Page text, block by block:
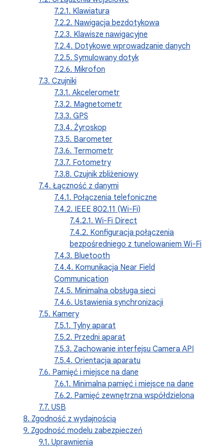
7.2.1. Klawiatura
7.2.2. Nawigacja bezdotykowa
7.2.3. Klawisze nawigacyjne
7.2.4. Dotykowe wprowadzanie danych
7.2.5. Symulowany dotyk
7.2.6. Mikrofon
7.3. Czujniki
7.3.1. Akcelerometr
7.3.2. Magnetometr
7.3.3. GPS
7.3.4. Żyroskop
7.3.5. Barometer
7.3.6. Termometr
7.3.7. Fotometry
7.3.8. Czujnik zbliżeniowy
7.4. Łączność z danymi
7.4.1. Połączenia telefoniczne
7.4.2. IEEE 802.11 (Wi-Fi)
7.4.2.1. Wi-Fi Direct
7.4.2. Konfiguracja połączenia
bezpośredniego z tunelowaniem Wi-Fi
7.4.3. Bluetooth
7.4.4. Komunikacja Near Field
Communication
7.4.5. Minimalna obsługa sieci
7.4.6. Ustawienia synchronizacji
7.5. Kamery
7.5.1. Tylny aparat
7.5.2. Przedni aparat
7.5.3. Zachowanie interfejsu Camera API
7.5.4. Orientacja aparatu
7.6. Pamięć i miejsce na dane
7.6.1. Minimalna pamięć i miejsce na dane
7.6.2. Pamięć zewnętrzna współdzielona
7.7. USB
8. Zgodność z wydajnością
9. Zgodność modelu zabezpieczeń
9.1. Uprawnienia